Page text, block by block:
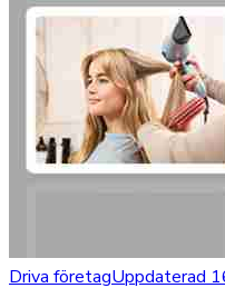
Driva företagUppdaterad